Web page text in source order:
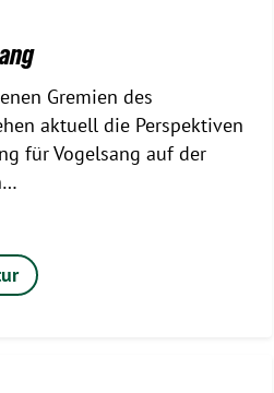
Gremien des
aktuell die Perspektiven
für Vogelsang auf der